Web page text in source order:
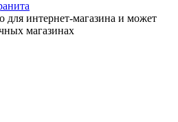
для интернет-магазина и может
магазинах